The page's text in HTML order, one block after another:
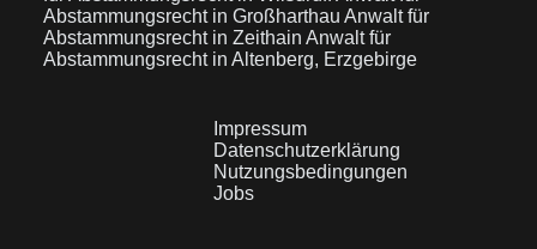
Abstammungsrecht in Großharthau Anwalt für
Abstammungsrecht in Zeithain Anwalt für
Abstammungsrecht in Altenberg, Erzgebirge
Impressum
Datenschutzerklärung
Nutzungsbedingungen
Jobs